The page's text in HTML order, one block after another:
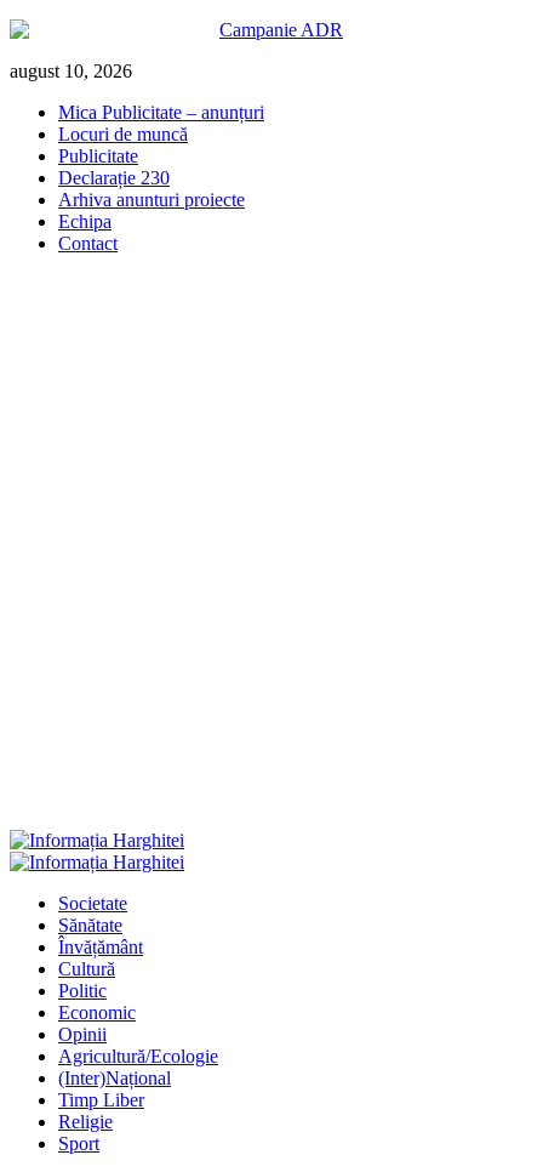
Skip
content
august 10, 2026
Mica Publicitate – anunțuri
Locuri de muncă
Publicitate
Declarație 230
Arhiva anunturi proiecte
Echipa
Contact
Primary
Societate
Sănătate
Învățământ
Cultură
Politic
Economic
Opinii
Agricultură/Ecologie
(Inter)Național
Timp Liber
Religie
Sport